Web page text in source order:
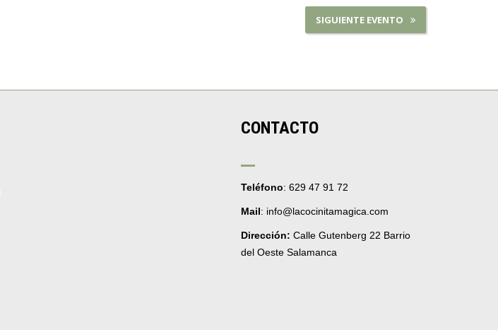
SIGUIENTE EVENTO
CONTACTO
Teléfono: 629 47 91 72
Mail: info@lacocinitamagica.com
Dirección: Calle Gutenberg 22 Barrio
del Oeste Salamanca